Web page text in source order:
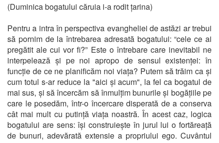
(Duminica bogatului căruia i-a rodit țarina)
Pentru a intra în perspectiva evangheliei de astăzi ar trebui
să pornim de la întrebarea adresată bogatului: “cele ce ai
pregătit ale cui vor fi?” Este o întrebare care inevitabil ne
interpelează și pe noi apropo de sensul existenței: în
funcție de ce ne planificăm noi viața? Putem să trăim ca și
cum totul s-ar reduce la "aici și acum", la fel ca bogatul de
mai sus, și să încercăm să înmulțim bunurile și bogățiile pe
care le posedăm, într-o încercare disperată de a conserva
cât mai mult cu putință viața noastră. În acest caz, logica
bogatului are sens: își construiește în jurul lui o fortăreață
de bunuri, adevărată extensie a propriului ego. Cuvântul